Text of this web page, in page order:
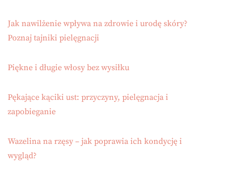
Jak nawilżenie wpływa na zdrowie i urodę skóry?
Poznaj tajniki pielęgnacji
Piękne i długie włosy bez wysiłku
Pękające kąciki ust: przyczyny, pielęgnacja i
zapobieganie
Wazelina na rzęsy – jak poprawia ich kondycję i
wygląd?